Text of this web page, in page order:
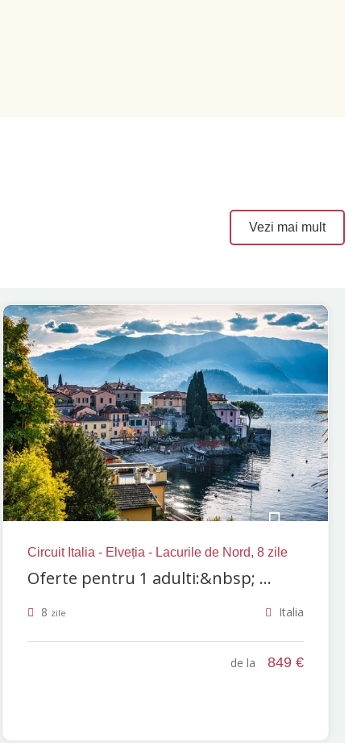
Vezi mai mult
Circuit Italia - Elveția - Lacurile de Nord, 8 zile
Oferte pentru 1 adulti:&nbsp; ...
8 zile Italia
de la 849 €